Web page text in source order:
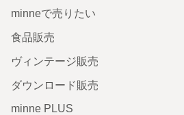
minneで売りたい
食品販売
ヴィンテージ販売
ダウンロード販売
minne PLUS